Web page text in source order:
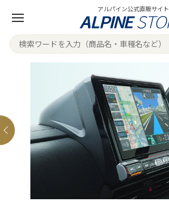
アルパイン公式直販サイト